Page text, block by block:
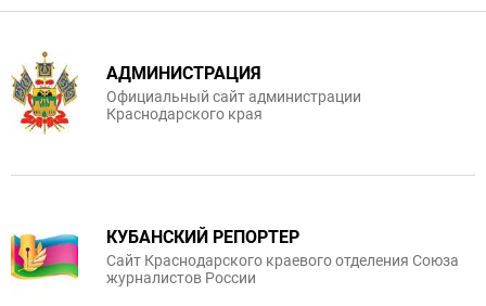
АДМИНИСТРАЦИЯ
Официальный сайт администрации
Краснодарского края
КУБАНСКИЙ РЕПОРТЕР
Сайт Краснодарского краевого отделения Союза
журналистов России